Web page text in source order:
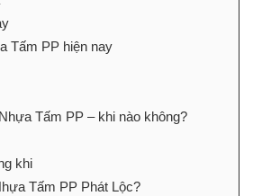
Tấm PP hiện nay
Tấm PP – khi nào không?
khi
Tấm PP Phát Lộc?